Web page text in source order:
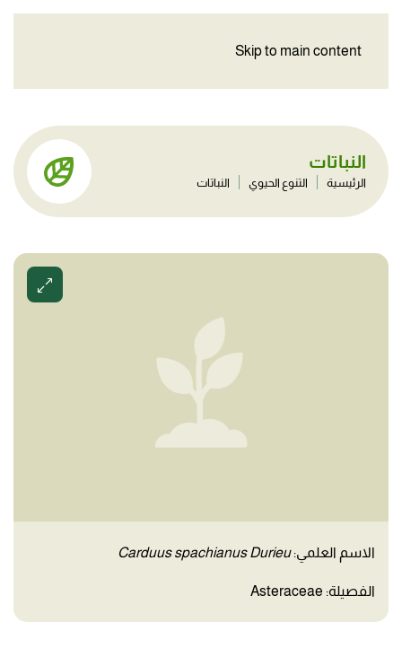
Skip to main content
النباتات
الرئيسية التنوع الحيوي النباتات
الاسم العلمي:Carduus spachianus Durieu
الفصيلة: Asteraceae